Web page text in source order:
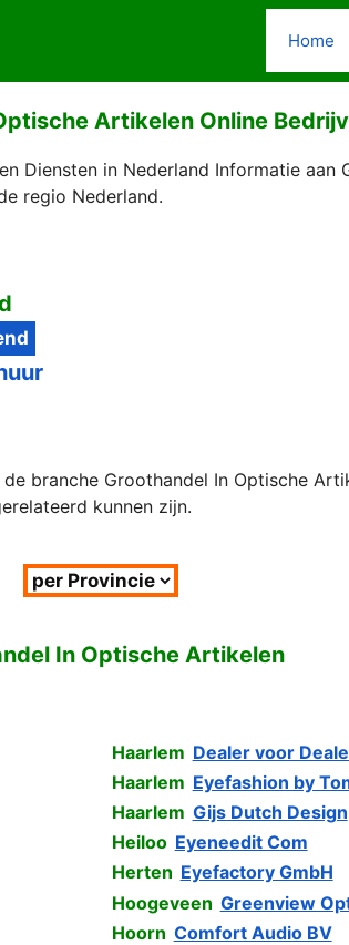
Home
Artikelen Online
Diensten in Nederland Informatie aan
regio Nederland.
branche Groothandel In Optische
kunnen zijn.
In Optische Artikelen
Haarlem Dealer voor
Haarlem Eyefashion by
Haarlem Gijs Dutch Design
Heiloo Eyeneedit Com
Herten Eyefactory GmbH
Hoogeveen Greenview
Hoorn Comfort Audio BV